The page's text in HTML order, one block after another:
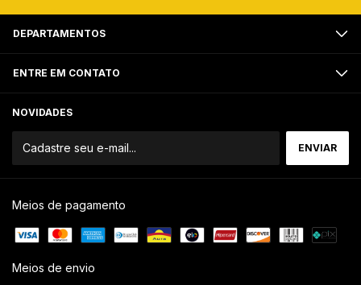
DEPARTAMENTOS
ENTRE EM CONTATO
NOVIDADES
Meios de pagamento
Meios de envio